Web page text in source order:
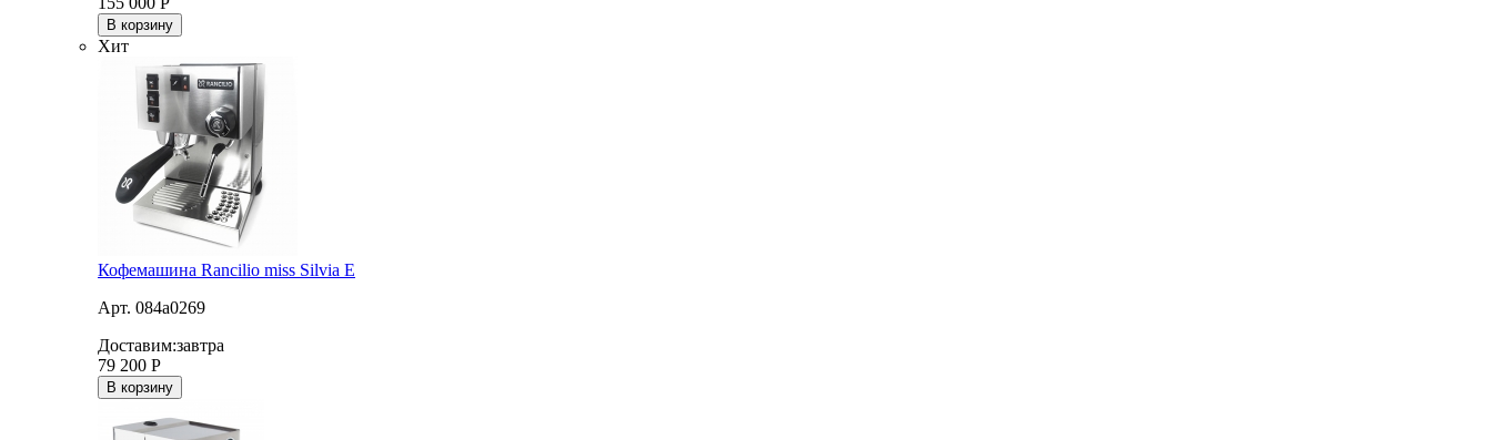
В корзину
Хит
Кофемашина Rancilio miss Silvia E
Арт. 084a0269
Доставим:завтра
79 200 Р
В корзину